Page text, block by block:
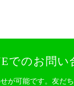
でのお問い
が可能です。友だ